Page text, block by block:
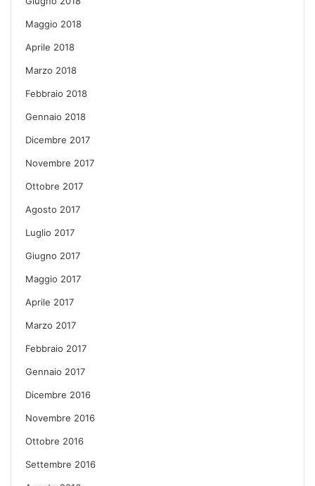
Maggio 2018
Aprile 2018
Marzo 2018
Febbraio 2018
Gennaio 2018
Dicembre 2017
Novembre 2017
Ottobre 2017
Agosto 2017
Luglio 2017
Giugno 2017
Maggio 2017
Aprile 2017
Marzo 2017
Febbraio 2017
Gennaio 2017
Dicembre 2016
Novembre 2016
Ottobre 2016
Settembre 2016